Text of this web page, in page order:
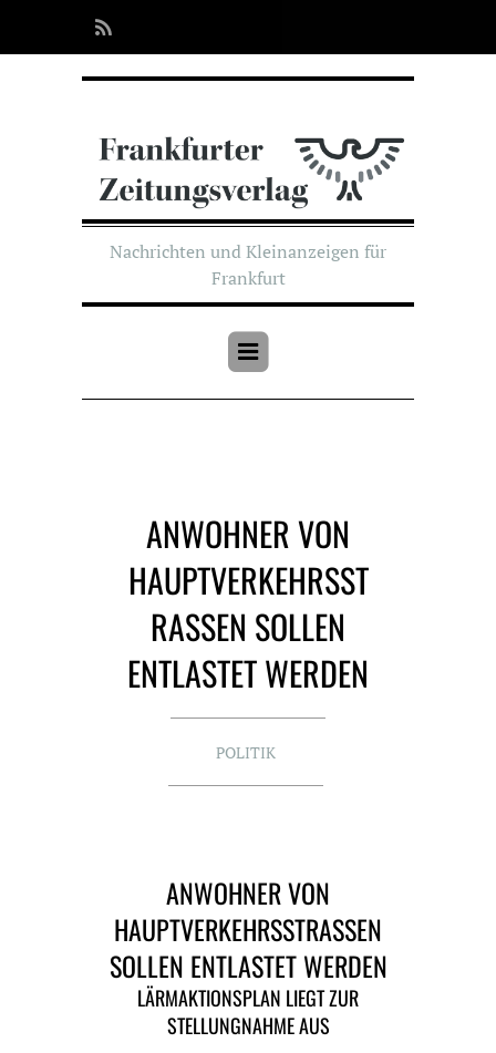
Nachrichten und Kleinanzeigen für
Frankfurt
ANWOHNER VON
HAUPTVERKEHRSST
RASSEN SOLLEN E
NTLASTET WERDEN
POLITIK
ANWOHNER VON
HAUPTVERKEHRSSTRASSEN S
OLLEN ENTLASTET WERDEN
LÄRMAKTIONSPLAN LIEGT ZUR
STELLUNGNAHME AUS